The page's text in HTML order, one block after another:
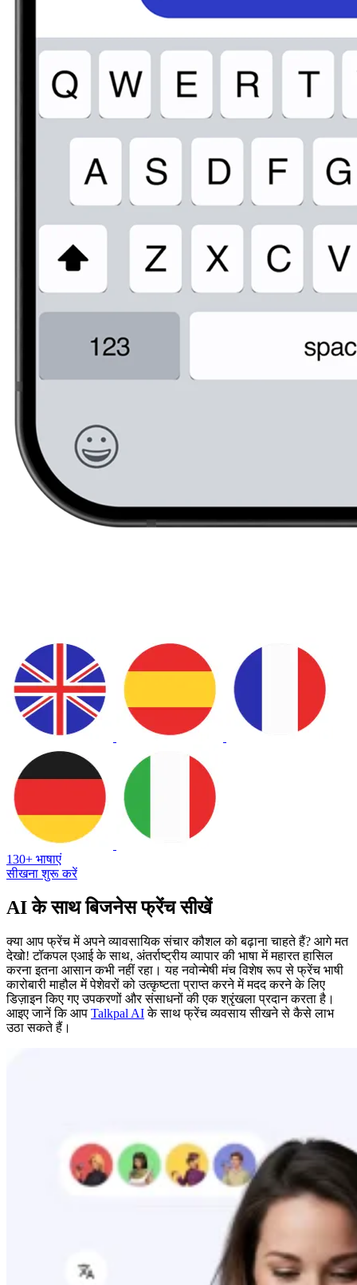
130+ भाषाएं
सीखना शुरू करें
AI के साथ बिजनेस फ्रेंच सीखें
क्या आप फ्रेंच में अपने व्यावसायिक संचार कौशल को बढ़ाना चाहते हैं? आगे मत
देखो! टॉकपल एआई के साथ, अंतर्राष्ट्रीय व्यापार की भाषा में महारत हासिल
करना इतना आसान कभी नहीं रहा। यह नवोन्मेषी मंच विशेष रूप से फ्रेंच भाषी
कारोबारी माहौल में पेशेवरों को उत्कृष्टता प्राप्त करने में मदद करने के लिए
डिज़ाइन किए गए उपकरणों और संसाधनों की एक श्रृंखला प्रदान करता है।
आइए जानें कि आप Talkpal AIके साथ फ्रेंच व्यवसाय सीखने से कैसे लाभ
उठा सकते हैं।